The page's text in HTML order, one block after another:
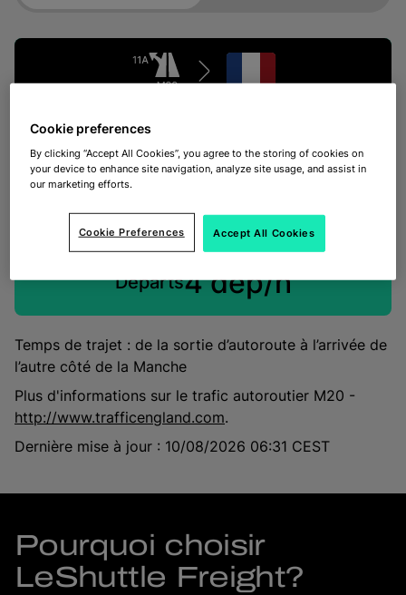
Temps de trajet
Départs4 dep/h
Temps de trajet : de la sortie d’autoroute à l’arrivée de
l’autre côté de la Manche
Plus d'informations sur le trafic autoroutier M20 -
http://www.trafficengland.com.
Dernière mise à jour : 10/08/2026 06:31 CEST
Pourquoi choisir
LeShuttle Freight?
Cookie preferences
By clicking “Accept All Cookies”, you agree to the storing of cookies on
your device to enhance site navigation, analyze site usage, and assist in
our marketing efforts.
Cookie Preferences Accept All Cookies